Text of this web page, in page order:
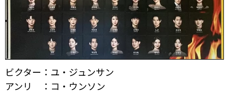
ビクター：ユ・ジュンサン
アンリ ：コ・ウンソン